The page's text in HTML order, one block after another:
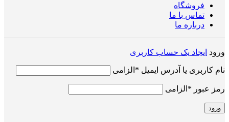
فروشگاه
تماس با ما
درباره ما
ورود ایجاد یک حساب کاربری
نام کاربری یا آدرس ایمیل * الزامی
رمز عبور * الزامی
ورود